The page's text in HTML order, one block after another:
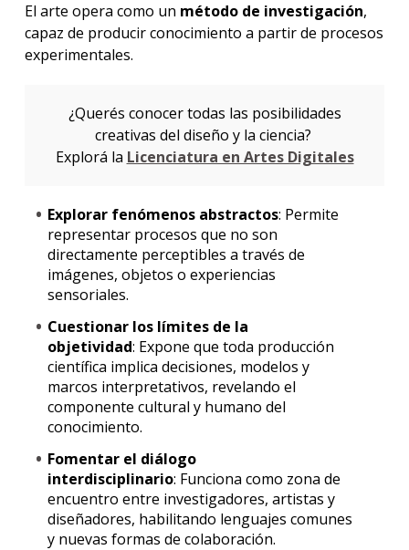
El arte opera como un método de investigación,
capaz de producir conocimiento a partir de procesos
experimentales.
¿Querés conocer todas las posibilidades
creativas del diseño y la ciencia?
Explorá la Licenciatura en Artes Digitales
Explorar fenómenos abstractos: Permite
representar procesos que no son
directamente perceptibles a través de
imágenes, objetos o experiencias
sensoriales.
Cuestionar los límites de la
objetividad: Expone que toda producción
científica implica decisiones, modelos y
marcos interpretativos, revelando el
componente cultural y humano del
conocimiento.
Fomentar el diálogo
interdisciplinario: Funciona como zona de
encuentro entre investigadores, artistas y
diseñadores, habilitando lenguajes comunes
y nuevas formas de colaboración.